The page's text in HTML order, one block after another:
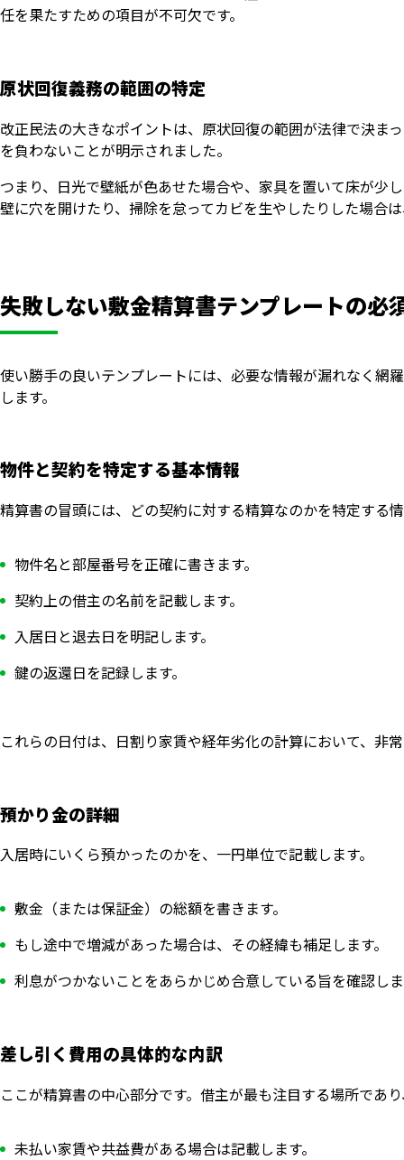
任を果たすための項目が不可欠です。
原状回復義務の範囲の特定
改正民法の大きなポイントは、原状回復の範囲が法律で決ま
を負わないことが明示されました。
つまり、日光で壁紙が色あせた場合や、家具を置いて床が少
壁に穴を開けたり、掃除を怠ってカビを生やしたりした場合
失敗しない敷金精算書テンプレートの必
使い勝手の良いテンプレートには、必要な情報が漏れなく網
します。
物件と契約を特定する基本情報
精算書の冒頭には、どの契約に対する精算なのかを特定する
物件名と部屋番号を正確に書きます。
契約上の借主の名前を記載します。
入居日と退去日を明記します。
鍵の返還日を記録します。
これらの日付は、日割り家賃や経年劣化の計算において、非
預かり金の詳細
入居時にいくら預かったのかを、一円単位で記載します。
敷金（または保証金）の総額を書きます。
もし途中で増減があった場合は、その経緯も補足します。
利息がつかないことをあらかじめ合意している旨を確認し
差し引く費用の具体的な内訳
ここが精算書の中心部分です。借主が最も注目する場所であ
未払い家賃や共益費がある場合は記載します。